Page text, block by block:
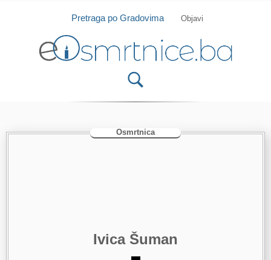
Isprobajte našu Android i IOS aplikaciju
Pretraga po Gradovima Objavi
Osmrtnica
Ivica Šuman